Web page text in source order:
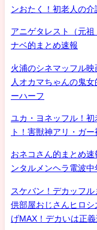
ンおたく！初老人の
アニゲタレスト（元
ナベ的まとめ速報
火浦のシネマッフル
人オカマちゃんの鬼
ーハーフ
ユカ・ヨネッフル！
ト！害獣神アリ・ガ
おネコさん的まとめ
ンタルメンヘラ電波
スケバン！デカッフ
供部屋おじさんヒロ
げMAX！デカいは正